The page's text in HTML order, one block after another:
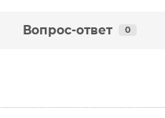
Вопрос-ответ 0